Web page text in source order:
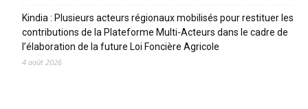
Kindia : Plusieurs acteurs régionaux mobilisés pour restituer les
contributions de la Plateforme Multi-Acteurs dans le cadre de
l’élaboration de la future Loi Foncière Agricole
4 août 2026